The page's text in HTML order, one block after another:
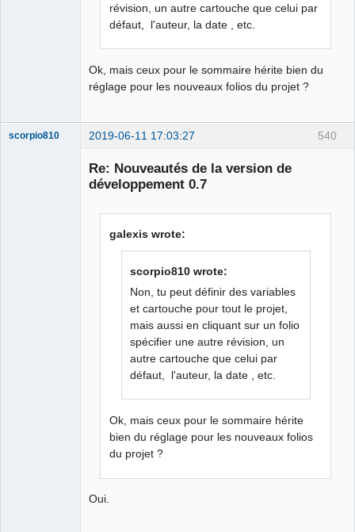
révision, un autre cartouche que celui par
défaut, l'auteur, la date , etc.
Ok, mais ceux pour le sommaire hérite bien du
réglage pour les nouveaux folios du projet ?
540
scorpio810 2019-06-11 17:03:27
Re: Nouveautés de la version de
développement 0.7
galexis wrote:
scorpio810 wrote:
Non, tu peut définir des variables
et cartouche pour tout le projet,
mais aussi en cliquant sur un folio
spécifier une autre révision, un
autre cartouche que celui par
défaut, l'auteur, la date , etc.
Ok, mais ceux pour le sommaire hérite
bien du réglage pour les nouveaux folios
du projet ?
Oui.